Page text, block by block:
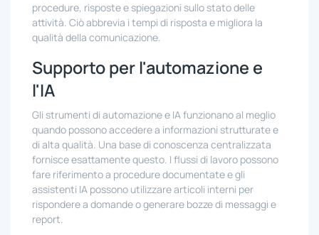
procedure, risposte e spiegazioni sullo stato delle
attività. Ciò abbrevia i tempi di risposta e migliora la
qualità della comunicazione.
Supporto per l'automazione e
l'IA
Gli strumenti di automazione e IA funzionano al meglio
quando possono accedere a informazioni strutturate e
di alta qualità. Una base di conoscenza centralizzata
fornisce esattamente questo. I flussi di lavoro possono
fare riferimento a procedure documentate e gli
assistenti IA possono utilizzare articoli interni per
rispondere a domande o generare bozze di messaggi e
report.